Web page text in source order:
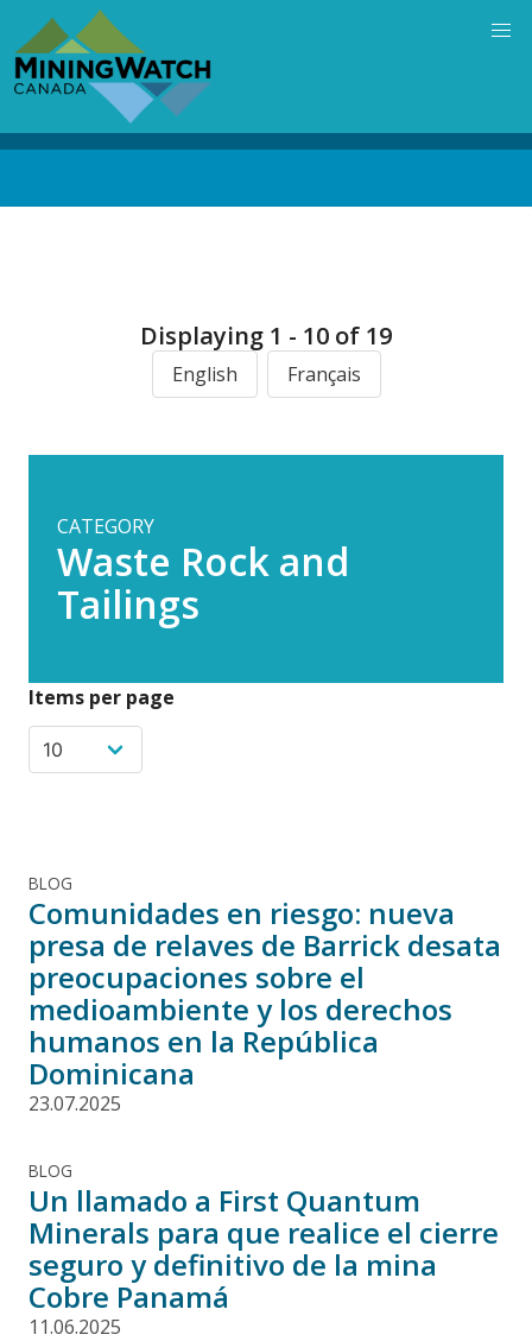
main
content
Displaying 1 - 10 of 19
English Français
CATEGORY
Waste Rock and
Tailings
Items per page
BLOG
Comunidades en riesgo: nueva
presa de relaves de Barrick desata
preocupaciones sobre el
medioambiente y los derechos
humanos en la República
Dominicana
23.07.2025
BLOG
Un llamado a First Quantum
Minerals para que realice el cierre
seguro y definitivo de la mina
Cobre Panamá
11.06.2025